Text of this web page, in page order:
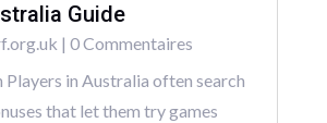
Guide
| 0 Commentaires
in Australia often search
that let them try games